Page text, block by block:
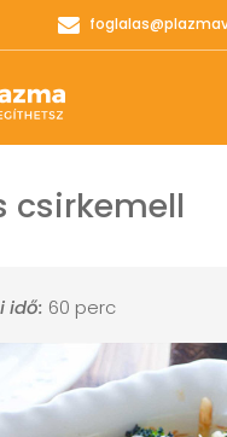
csirkemell
idő: 60 perc